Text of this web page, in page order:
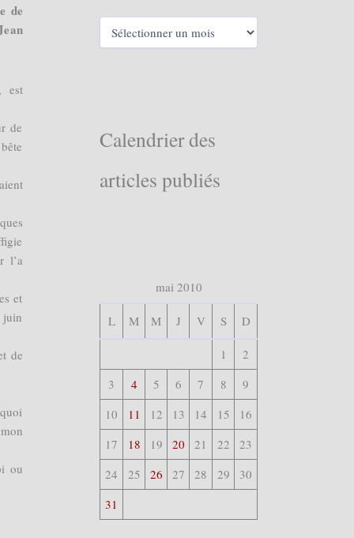
de
est
de
l’a
et
juin
de
ou
:
A
s
:
Calendrier des
articles publiés
mai 2010
L M M J V S D
1
2
3
4 5 6 7 8
9
10
11 12 13 14 15
16
17
18 19 20 21 22
23
24
25 26 27 28 29
30
31